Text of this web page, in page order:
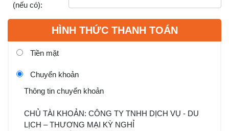
(nếu có):
HÌNH THỨC THANH TOÁN
Tiền mặt
Chuyển khoản
Thông tin chuyển khoản
CHỦ TÀI KHOẢN: CÔNG TY TNHH DỊCH VỤ - DU
LỊCH – THƯƠNG MẠI KỲ NGHỈ